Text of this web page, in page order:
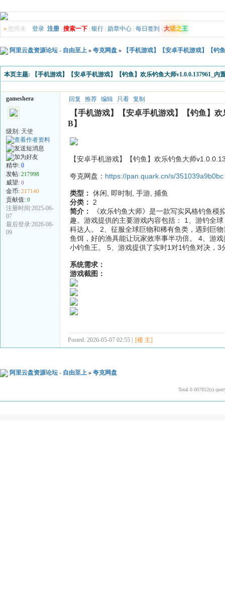
» 您尚未 登录 注册 搜索一下 银行 勋章中心 每日签到 大话之王
阿里云盘资源论坛 - 自由至上 » 夸克网盘 » 【手机游戏】【安卓手机游戏】【钓
本页主题: 【手机游戏】【安卓手机游戏】【钓鱼】欢乐钓鱼大师v1.0.0.137961_
gameshera
级别: 天使
精华: 0
发帖: 217998
威望: 0
金币: 217140
贡献值: 0
注册时间:2025-06-
07
最后登录:2026-08-
09
回复 推荐 编辑 只看 复制
【手机游戏】【安卓手机游戏】【钓鱼】
B】
【安卓手机游戏】【钓鱼】欢乐钓鱼大师
夸克网盘： https://pan.quark.cn/s/351039a9b0bc
类型： 休闲, 即时制, 手游, 捕鱼
分类：
2
简介：
《欢乐钓鱼大师》是一款写实风格钓鱼
趣。游戏提供的主要游戏内容包括： 1、游钓全
科达人。 2、征服全球巨物和稀有鱼类，遇到巨
鱼饵，好的渔具能让玩家效率事半功倍。 4、游
小钓鱼王。 5、游戏提供了实时1对1钓鱼对决，
系统需求：
游戏截图：
Posted: 2026-05-07 02:55 | [楼 主]
阿里云盘资源论坛 - 自由至上 » 夸克网盘
Total 0.007812(s)